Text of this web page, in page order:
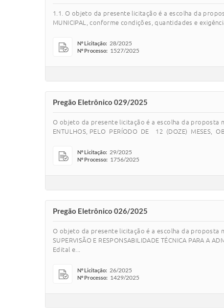
1.1. O objeto da presente licitação é a escolha da
MUNICIPAL, conforme condições, quantidades e
Nº Licitação: 28/2025
Nº Processo: 1527/2025
Pregão Eletrônico 029/2025
O objeto da presente licitação é a escolha da proposta
ENTULHOS, PELO PERÍODO DE 12 (DOZE) MESES,
Nº Licitação: 29/2025
Nº Processo: 1756/2025
Pregão Eletrônico 026/2025
O objeto da presente licitação é a escolha da proposta
SUPERVISÃO E RESPONSABILIDADE TÉCNICA PARA A
Edital e...
Nº Licitação: 26/2025
Nº Processo: 1429/2025